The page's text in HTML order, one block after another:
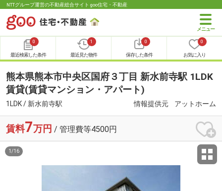
NTTグループ運営の不動産総合サイト goo住宅・不動産
0
最近検索した条件
1
最近見た物件
0
保存した条件
0
お気に入り
熊本県熊本市中央区国府３丁目 新水前寺駅 1LDK
賃貸(賃貸マンション・アパート)
1LDK / 新水前寺駅 情報提供元 アットホーム
賃料7万円 / 管理費等4500円
1 /16